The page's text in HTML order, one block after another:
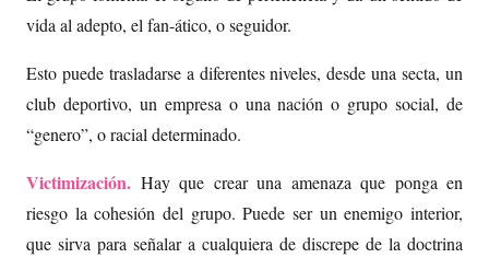
vida al adepto, el fan-ático, o seguidor.
Esto puede trasladarse a diferentes niveles, desde una secta, un
club deportivo, un empresa o una nación o grupo social, de
“genero”, o racial determinado.
Victimización. Hay que crear una amenaza que ponga en
riesgo la cohesión del grupo. Puede ser un enemigo interior,
que sirva para señalar a cualquiera de discrepe de la doctrina